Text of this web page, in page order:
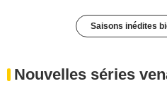
Saisons inédites
Nouvelles séries